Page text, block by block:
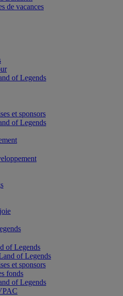
de vacances
of Legends
et sponsors
of Legends
of Legends
of Legends
et sponsors
fonds
of Legends